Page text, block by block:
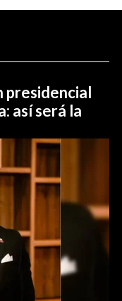
presidencial
así será la